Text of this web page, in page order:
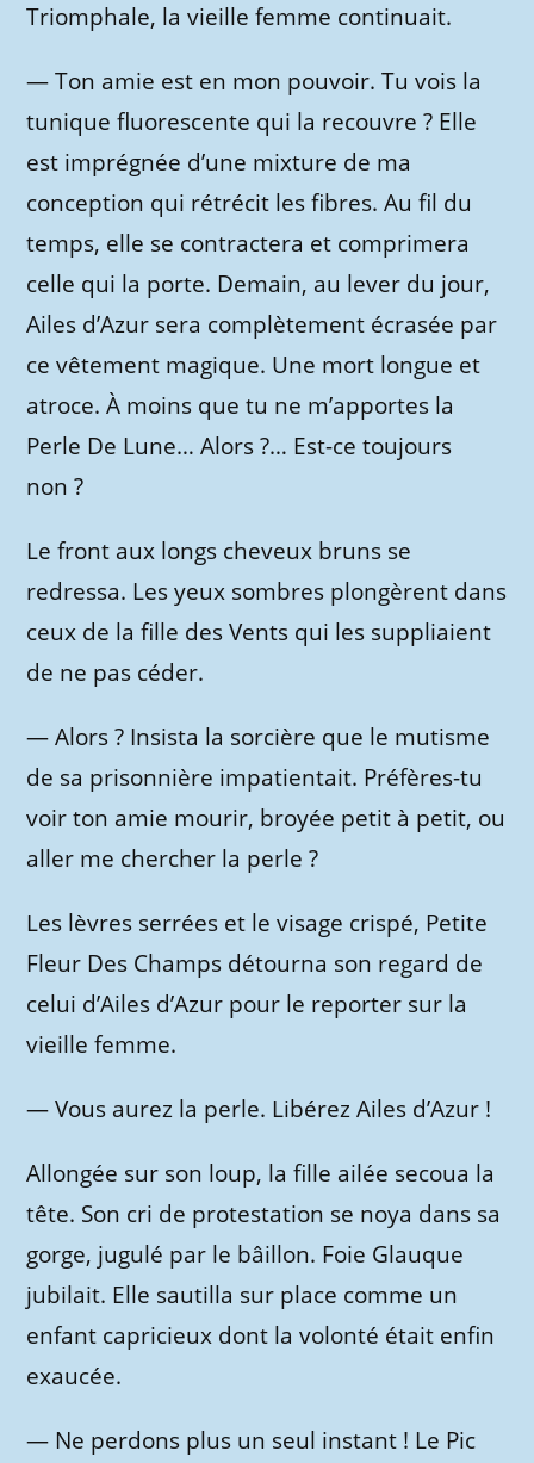
Triomphale, la vieille femme continuait.
—Ton amie est en mon pouvoir. Tu vois la
tunique fluorescente qui la recouvre ? Elle
est imprégnée d’une mixture de ma
conception qui rétrécit les fibres. Au fil du
temps, elle se contractera et comprimera
celle qui la porte. Demain, au lever du jour,
Ailes d’Azur sera complètement écrasée par
ce vêtement magique. Une mort longue et
atroce. À moins que tu ne m’apportes la
Perle De Lune… Alors ?… Est-ce toujours
non ?
Le front aux longs cheveux bruns se
redressa. Les yeux sombres plongèrent dans
ceux de la fille des Vents qui les suppliaient
de ne pas céder.
—Alors ? Insista la sorcière que le mutisme
de sa prisonnière impatientait. Préfères-tu
voir ton amie mourir, broyée petit à petit, ou
aller me chercher la perle ?
Les lèvres serrées et le visage crispé, Petite
Fleur Des Champs détourna son regard de
celui d’Ailes d’Azur pour le reporter sur la
vieille femme.
—Vous aurez la perle. Libérez Ailes d’Azur !
Allongée sur son loup, la fille ailée secoua la
tête. Son cri de protestation se noya dans sa
gorge, jugulé par le bâillon. Foie Glauque
jubilait. Elle sautilla sur place comme un
enfant capricieux dont la volonté était enfin
exaucée.
— Ne perdons plus un seul instant ! Le Pic